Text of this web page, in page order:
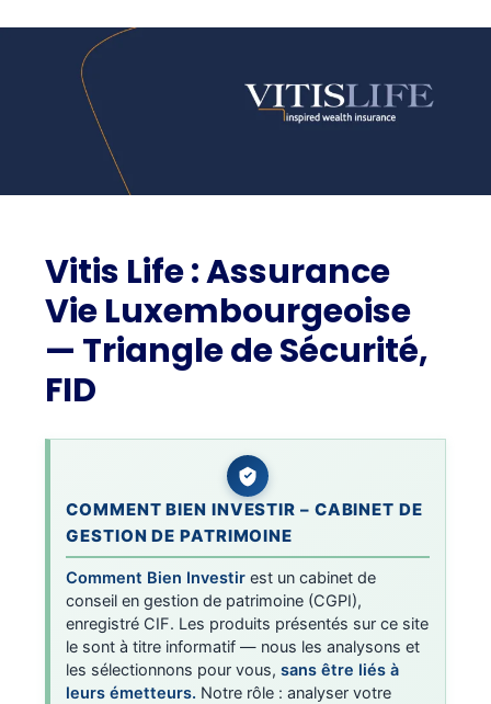
Vitis Life : Assurance
Vie Luxembourgeoise
— Triangle de Sécurité,
FID
COMMENT BIEN INVESTIR – CABINET DE
GESTION DE PATRIMOINE
Comment Bien Investir est un cabinet de
conseil en gestion de patrimoine (CGPI),
enregistré CIF. Les produits présentés sur ce site
le sont à titre informatif — nous les analysons et
les sélectionnons pour vous,sans être liés à
leurs émetteurs. Notre rôle : analyser votre